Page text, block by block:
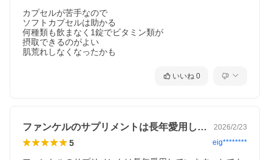
カプセルが苦手なので
ソフトカプセルは助かる
何種類も飲まなく1錠でビタミン類が
摂取できるのがよい
肌荒れしなくなったかも
いいね 0
ファンケルのサプリメントは長年愛用して… 2026/2/23
5 eig********